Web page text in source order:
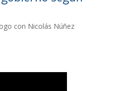
con Nicolás Núñez